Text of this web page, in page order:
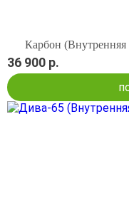
Карбон (Внутренняя
36 900 р.